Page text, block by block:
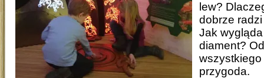
lew?
dobrze
Jak
diament?
przygoda.